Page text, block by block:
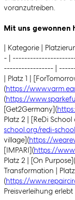
voranzutreiben.
Mit uns gewonnen
| Kategorie |
- |
----------------- |
| Platz 1 |
(https://
(https://
[Get2Germany](
Platz 2 | [ReDi
school.org/redi-
village](https://
[IMPARI](https://
Platz 2 | [On Purpose](
Transformation |
(https://
Preisverleihung erlebt